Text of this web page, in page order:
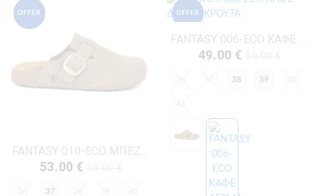
OFFER
FANTASY 010-ECO ΜΠΕΖ ΔΕΡΜΑ-ΚΡΟΥΤΑ
53.00 €
37
OFFER
FANTASY 006-ECO ΚΑΦΕ ΔΕΡΜΑ-ΚΡΟΥΤΑ
49.00 €
38 39